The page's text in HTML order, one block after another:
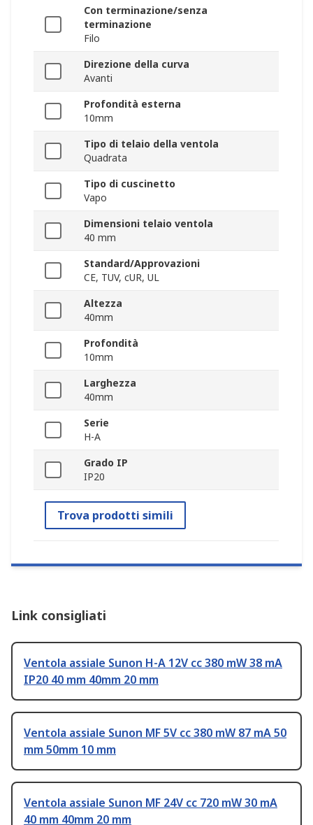
Con terminazione/senza
terminazione
Filo
Direzione della curva
Avanti
Profondità esterna
10mm
Tipo di telaio della ventola
Quadrata
Tipo di cuscinetto
Vapo
Dimensioni telaio ventola
40 mm
Standard/Approvazioni
CE, TUV, cUR, UL
Altezza
40mm
Profondità
10mm
Larghezza
40mm
Serie
H-A
Grado IP
IP20
Trova prodotti simili
Link consigliati
Ventola assiale Sunon H-A 12V cc 380 mW 38 mA
IP20 40 mm 40mm 20 mm
Ventola assiale Sunon MF 5V cc 380 mW 87 mA 50
mm 50mm 10 mm
Ventola assiale Sunon MF 24V cc 720 mW 30 mA
40 mm 40mm 20 mm